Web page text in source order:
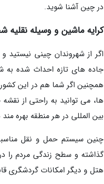
در چین آشنا شوید.
کرایه ماشین و وسیله
اگر از شهروندان چینی
جاده های تازه احداث شده به
همچنین اگر شما هم در این
ها، می توانید به راحتی از
بین المللی در هر منطقه بهره
چنین سیستم حمل و نقل
گذاشته و سطح زندگی مردم را
هتل و دیگر امکانات گردشگری